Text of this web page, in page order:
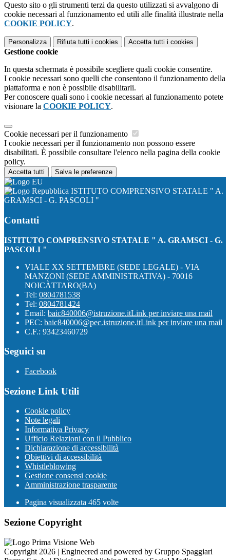
Questo sito o gli strumenti terzi da questo utilizzati si avvalgono di
cookie necessari al funzionamento ed utili alle finalità illustrate nella
COOKIE POLICY.
Personalizza Rifiuta tutti i cookies Accetta tutti i cookies
Gestione cookie
In questa schermata è possibile scegliere quali cookie consentire.
I cookie necessari sono quelli che consentono il funzionamento della
piattaforma e non è possibile disabilitarli.
Per conoscere quali sono i cookie necessari al funzionamento potete
visionare la COOKIE POLICY.
Cookie necessari per il funzionamento
I cookie necessari per il funzionamento non possono essere
disabilitati. È possibile consultare l'elenco nella pagina della cookie
policy.
Accetta tutti Salva le preferenze
ISTITUTO COMPRENSIVO STATALE " A.
GRAMSCI - G. PASCOLI "
Contatti
ISTITUTO COMPRENSIVO STATALE " A. GRAMSCI - G.
PASCOLI "
VIALE XX SETTEMBRE (SEDE LEGALE) - VIA
MANZONI (SEDE AMMINISTRATIVA) - 70016
NOICÀTTARO(BA)
Tel: 0804781538
Tel: 0804781424
Email: baic840006@istruzione.itLink per inviare una mail
PEC: baic840006@pec.istruzione.itLink per inviare una mail
C.F.: 93423460729
Seguici su
Facebook
Sezione Link Utili
Cookie policy
Note legali
Informativa Privacy
Ufficio Relazioni con il Pubblico
Dichiarazione di accessibilità
Obiettivi di accessibilità
Whistleblowing
Gestione consensi cookie
Amministrazione trasparente
Pagina visualizzata 465 volte
Sezione Copyright
Copyright 2026 | Engineered and powered by Gruppo Spaggiari